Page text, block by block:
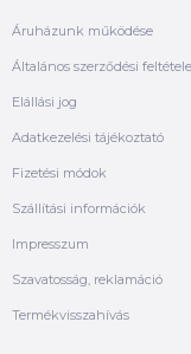
Áruházunk működése
Általános szerződési
Elállási jog
Adatkezelési tájékoztató
Fizetési módok
Szállítási információk
Impresszum
Szavatosság, reklamáció
Termékvisszahívás